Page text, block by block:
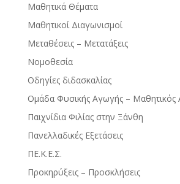
Μαθητικά Θέματα
Μαθητικοί Διαγωνισμοί
Μεταθέσεις – Μετατάξεις
Νομοθεσία
Οδηγίες διδασκαλίας
Ομάδα Φυσικής Αγωγής – Μαθητικός
Παιχνίδια Φιλίας στην Ξάνθη
Πανελλαδικές Εξετάσεις
ΠΕ.Κ.Ε.Σ.
Προκηρύξεις – Προσκλήσεις